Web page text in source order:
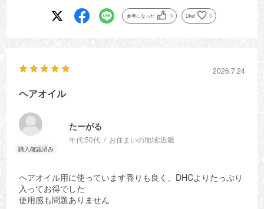
参考になった 0 Like! 0
2026.7.24
ヘアオイル
たーがる
年代:50代 お住まいの地域:近畿
ヘアオイル用に使っています香りも良く、DHCよりたっぷり
入ってお得でした
使用感も問題ありません